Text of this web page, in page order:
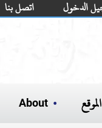
اتصل بنا الدخول
About